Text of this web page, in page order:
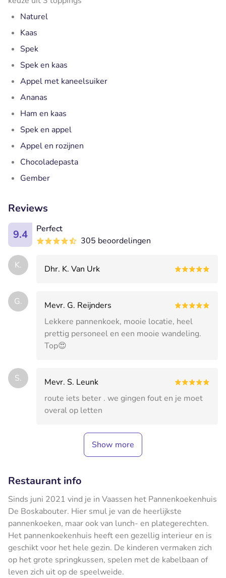
Naturel
Kaas
Spek
Spek en kaas
Appel met kaneelsuiker
Ananas
Ham en kaas
Spek en appel
Appel en rozijnen
Chocoladepasta
Gember
Reviews
9.4
Perfect
305 beoordelingen
K. Dhr. K. Van Urk
G.
Mevr. G. Reijnders
Lekkere pannenkoek, mooie locatie, heel
prettig personeel en een mooie wandeling.
Top😍
S.
Mevr. S. Leunk
route iets beter . we gingen fout en je moet
overal op letten
Show more
Restaurant info
Sinds juni 2021 vind je in Vaassen het Pannenkoekenhuis
De Boskabouter. Hier smul je van de heerlijkste
pannenkoeken, maar ook van lunch- en plategerechten.
Het pannenkoekenhuis heeft een gezellig interieur en is
geschikt voor het hele gezin. De kinderen vermaken zich
op het grote springkussen, spelen met de kabelbaan of
leven zich uit op de speelweide.